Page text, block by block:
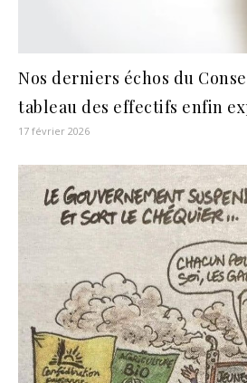
Nos derniers échos du
tableau des effectifs enfin
17 février 2026